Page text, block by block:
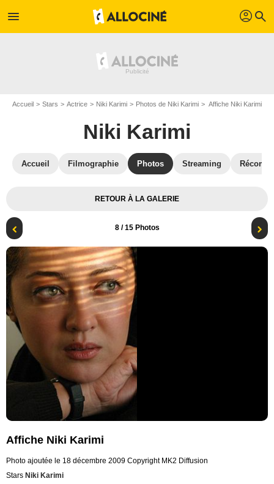
menu profil search
Accueil Stars Actrice Niki Karimi Photos de Niki Karimi Affiche Niki Karimi
Niki Karimi
Accueil Filmographie Photos Streaming
RETOUR À LA GALERIE
8/ 15 Photos
Affiche Niki Karimi
Photo ajoutée le 18 décembre 2009 Copyright MK2 Diffusion
Stars Niki Karimi